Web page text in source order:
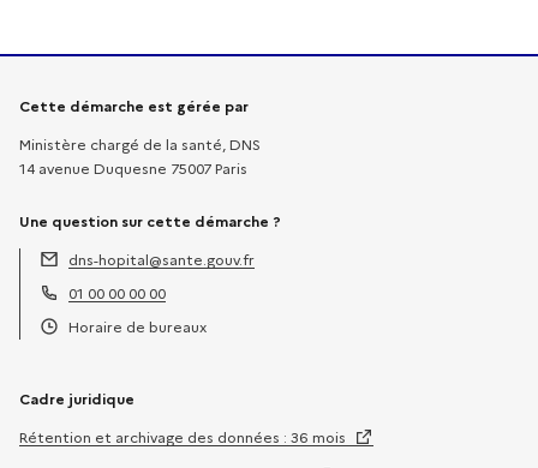
Informations sur la démarche
Cette démarche est gérée par
Ministère chargé de la santé, DNS
14 avenue Duquesne 75007 Paris
Une question sur cette démarche ?
Adresse électronique :
dns-hopital@sante.gouv.fr
Téléphone :
01 00 00 00 00
Horaire de bureaux
Cadre juridique
Rétention et archivage des données : 36 mois